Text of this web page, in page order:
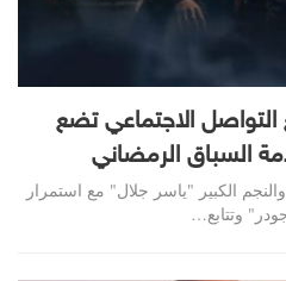
الاجتماعي تضع
الكبير "ياسر جلال" مع استمرار
وتتابع…